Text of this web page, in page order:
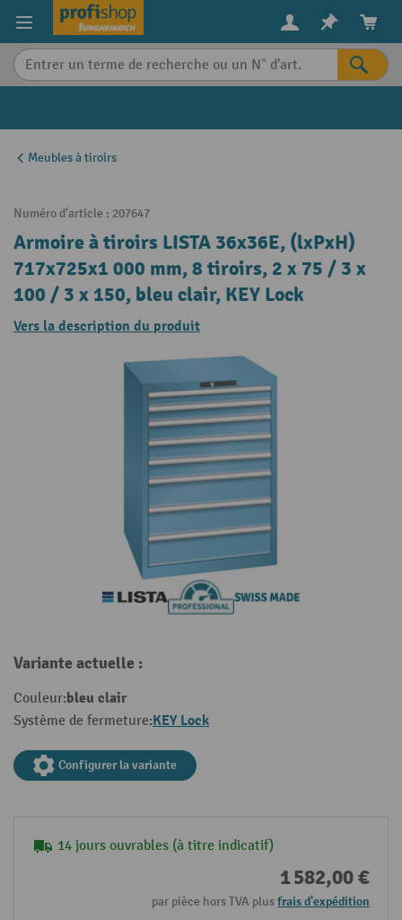
content
Meubles à tiroirs
Numéro d'article : 207647
Armoire à tiroirs LISTA 36x36E, (lxPxH)
717x725x1 000 mm, 8 tiroirs, 2 x 75 / 3 x
100 / 3 x 150, bleu clair, KEY Lock
Vers la description du produit
Variante actuelle :
Couleur:bleu clair
Système de fermeture:KEY Lock
Configurer la variante
14 jours ouvrables (à titre indicatif)
1 582,00 €
par pièce hors TVA plusfrais d'expédition